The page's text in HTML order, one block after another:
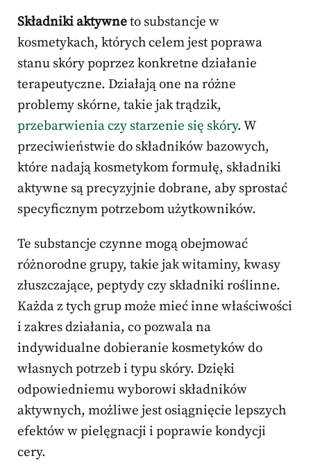
Składniki aktywneto substancje w
kosmetykach, których celem jest poprawa
stanu skóry poprzez konkretne działanie
terapeutyczne. Działają one na różne
problemy skórne, takie jak trądzik,
przebarwienia czy starzenie się skóry. W
przeciwieństwie do składników bazowych,
które nadają kosmetykom formułę, składniki
aktywne są precyzyjnie dobrane, aby sprostać
specyficznym potrzebom użytkowników.
Te substancje czynne mogą obejmować
różnorodne grupy, takie jak witaminy, kwasy
złuszczające, peptydy czy składniki roślinne.
Każda z tych grup może mieć inne właściwości
i zakres działania, co pozwala na
indywidualne dobieranie kosmetyków do
własnych potrzeb i typu skóry. Dzięki
odpowiedniemu wyborowi składników
aktywnych, możliwe jest osiągnięcie lepszych
efektów w pielęgnacji i poprawie kondycji
cery.